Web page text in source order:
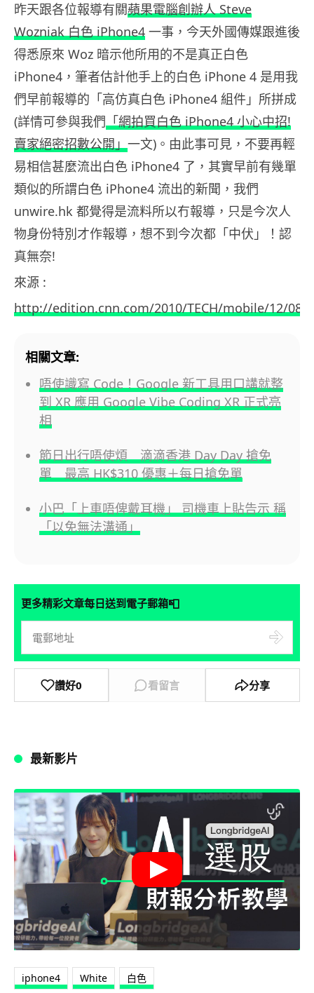
昨天跟各位報導有關蘋果電腦創辦人 Steve
Wozniak 白色 iPhone4 一事，今天外國傳媒跟進後
得悉原來 Woz 暗示他所用的不是真正白色
iPhone4，筆者估計他手上的白色 iPhone 4 是用我
們早前報導的「高仿真白色 iPhone4 組件」所拼成
(詳情可參與我們「網拍買白色 iPhone4 小心中招!
賣家絕密招數公開」一文)。由此事可見，不要再輕
易相信甚麼流出白色 iPhone4 了，其實早前有幾單
類似的所謂白色 iPhone4 流出的新聞，我們
unwire.hk 都覺得是流料所以冇報導，只是今次人
物身份特別才作報導，想不到今次都「中伏」！認
真無奈!
來源 :
http://edition.cnn.com/2010/TECH/mobile/12/
相關文章:
唔使識寫 Code！Google 新工具用口講就整
到 XR 應用 Google Vibe Coding XR 正式亮
相
節日出行唔使煩 滴滴香港 Day Day 搶免
單 最高 HK$310 優惠＋每日搶免單
小巴「上車唔俾戴耳機」 司機車上貼告示 稱
「以免無法溝通」
更多精彩文章每日送到電子郵箱📮
讚好0 看留言 分享
最新影片
iphone4 White 白色